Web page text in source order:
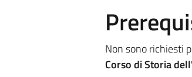
Non sono richiesti
Corso di Storia